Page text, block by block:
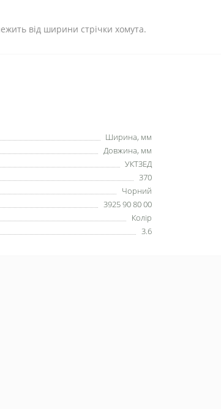
від ширини стрічки хомута.
Ширина, мм
Довжина, мм
УКТЗЕД
370
Чорний
3925 90 80 00
Колір
3.6